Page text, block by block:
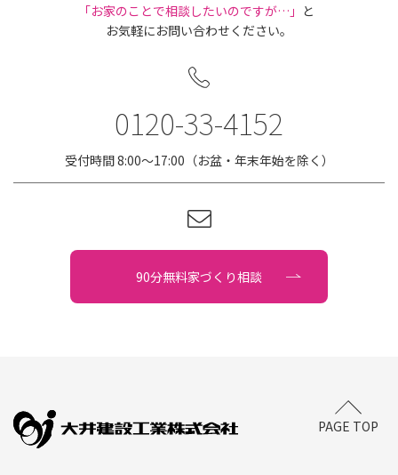
｢お家のことで相談したいのですが…」 と
お気軽にお問い合わせください。
0120-33-4152
受付時間 8:00〜17:00（お盆・年末年始を除く）
90分無料家づくり相談
PAGE TOP